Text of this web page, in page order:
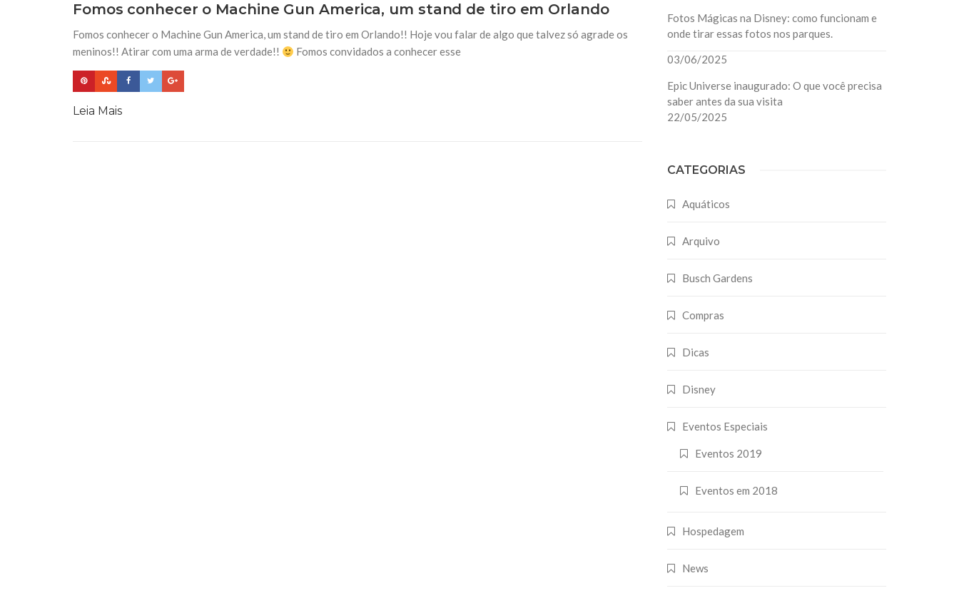
Fomos conhecer o Machine Gun America, um stand de tiro em Orlando
Fomos conhecer o Machine Gun America, um stand de tiro em Orlando!! Hoje vou falar de algo que talvez só agrade os
meninos!! Atirar com uma arma de verdade!!
Fomos convidados a conhecer esse
Leia Mais
Fotos Mágicas na Disney: como funcionam e
onde tirar essas fotos nos parques.
03/06/2025
Epic Universe inaugurado: O que você precisa
saber antes da sua visita
22/05/2025
CATEGORIAS
Aquáticos
Arquivo
Busch Gardens
Compras
Dicas
Disney
Eventos Especiais
Eventos 2019
Eventos em 2018
Hospedagem
News